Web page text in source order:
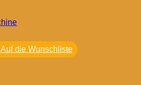
Auf die Wunschliste